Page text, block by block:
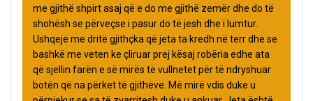
me gjithë shpirt asaj që e do me gjithë zemër dhe do të
shohësh se përveçse i pasur do të jesh dhe i lumtur.
Ushqeje me dritë gjithçka që jeta ta kredh në terr dhe se
bashkë me veten ke çliruar prej kësaj robëria edhe ata
që sjellin farën e së mirës të vullnetet për të ndryshuar
botën që na përket të gjithëve. Më mirë vdis duke u